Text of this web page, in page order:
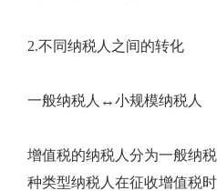
2.不同纳税人之间的转化
一般纳税人↔小规模纳税人
增值税的纳税人分为一般纳
种类型纳税人在征收增值税